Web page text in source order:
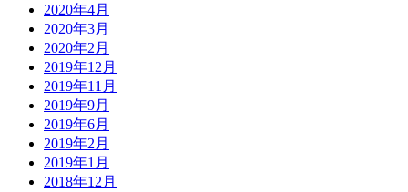
2020年4月
2020年3月
2020年2月
2019年12月
2019年11月
2019年9月
2019年6月
2019年2月
2019年1月
2018年12月